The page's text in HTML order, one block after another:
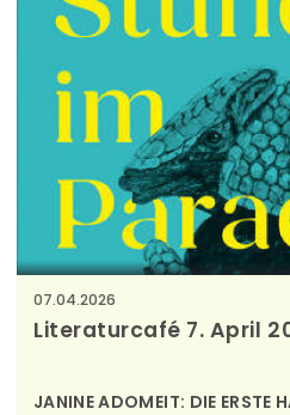
07.04.2026
Literaturcafé 7. April
JANINE ADOMEIT: DIE ERSTE